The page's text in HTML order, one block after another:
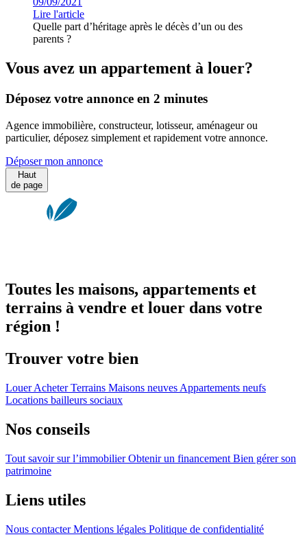
Lire l'article
Quelle part d’héritage après le décès d’un ou des
parents ?
Vous avez un appartement à louer?
Déposez votre annonce en 2 minutes
Agence immobilière, constructeur, lotisseur, aménageur ou
particulier, déposez simplement et rapidement votre annonce.
Déposer mon annonce
Haut
de page
Toutes les maisons, appartements et
terrains à vendre et louer dans votre
région !
Trouver votre bien
LouerAcheterTerrains Maisons neuves Appartements neufs
Locations bailleurs sociaux
Nos conseils
Tout savoir sur l’immobilierObtenir un financement Bien gérer son
patrimoine
Liens utiles
Nous contacterMentions légales Politique de confidentialité